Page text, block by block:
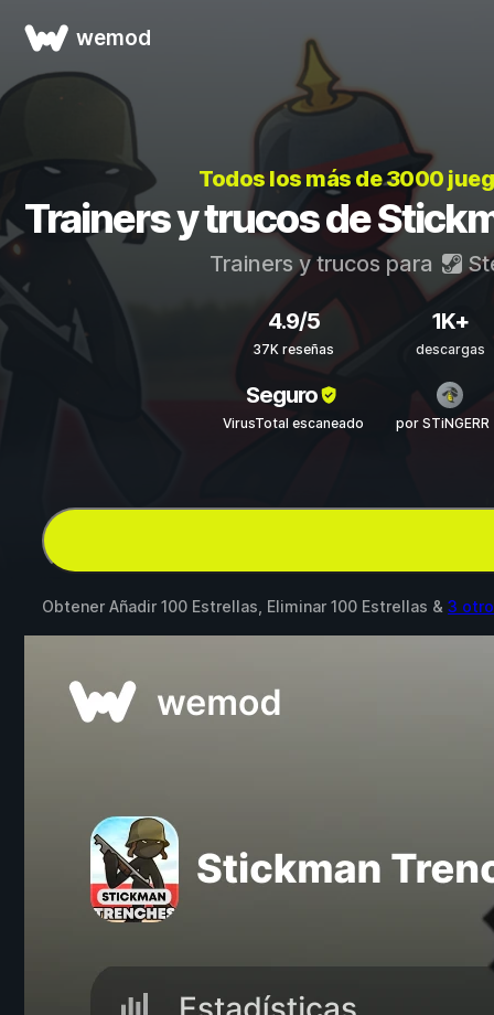
wemod
Todos los más de 3000
Trainers y trucos de
Trainers y trucos para
4.9/5
37K reseñas
1K+
descargas
Seguro
VirusTotal escaneado por
Obtener Añadir 100 Estrellas, Eliminar 100 Estrellas & 3